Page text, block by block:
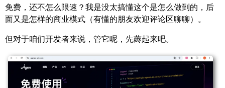
免费，还不怎么限速？我是没太搞懂这个是怎么做到的，后
面又是怎样的商业模式（有懂的朋友欢迎评论区聊聊）。
但对于咱们开发者来说，管它呢，先薅起来吧。